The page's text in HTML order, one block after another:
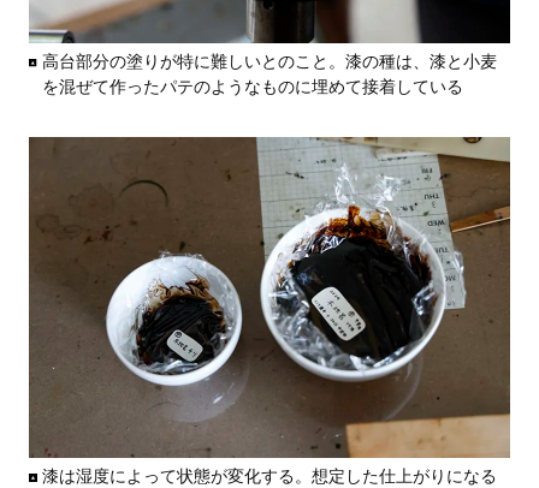
高台部分の塗りが特に難しいとのこと。漆の種は、漆と小麦
を混ぜて作ったパテのようなものに埋めて接着している
漆は湿度によって状態が変化する。想定した仕上がりになる